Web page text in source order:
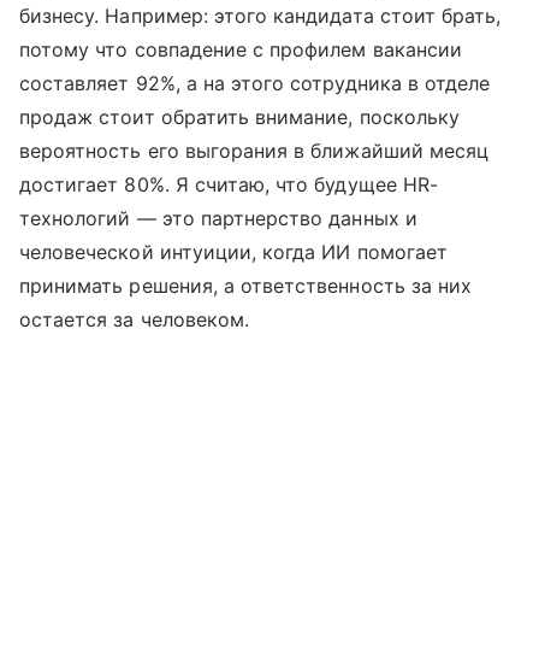
бизнесу. Например: этого кандидата стоит брать,
потому что совпадение с профилем вакансии
составляет 92%, а на этого сотрудника в отделе
продаж стоит обратить внимание, поскольку
вероятность его выгорания в ближайший месяц
достигает 80%. Я считаю, что будущее HR-
технологий — это партнерство данных и
человеческой интуиции, когда ИИ помогает
принимать решения, а ответственность за них
остается за человеком.